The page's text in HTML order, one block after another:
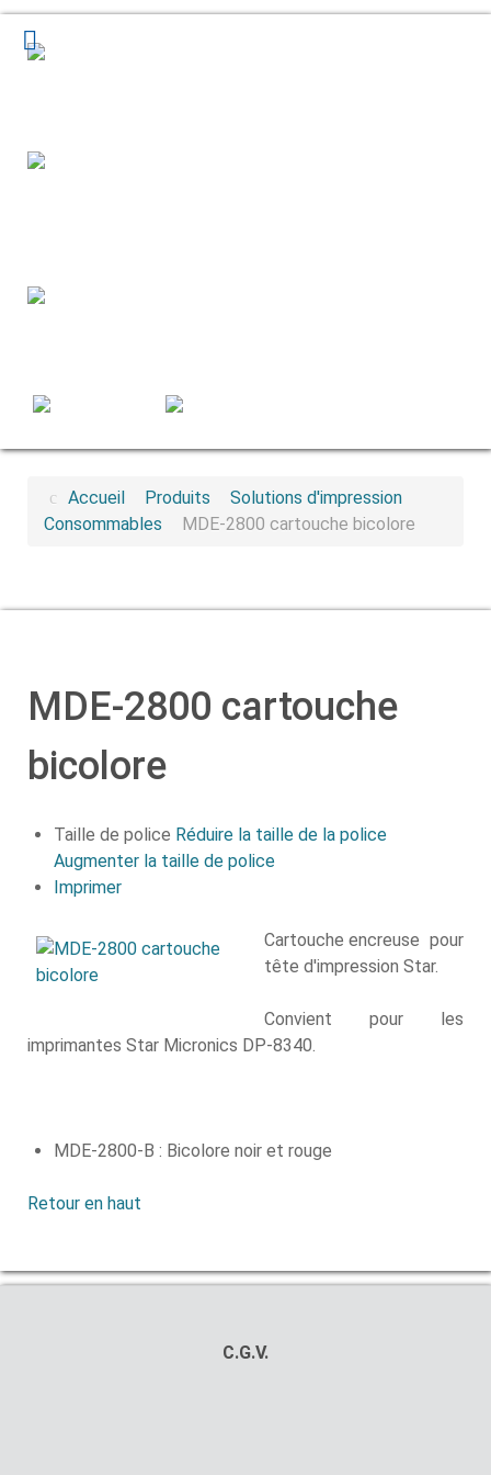
Accueil Produits
Solutions d'impression
Consommables
MDE-2800 cartouche bicolore
MDE-2800 cartouche
bicolore
Taille de police Réduire la taille de la police
Augmenter la taille de police
Imprimer
Cartouche encreuse pour
tête d'impression Star.
Convient pour les
imprimantes Star Micronics DP-8340.
MDE-2800-B : Bicolore noir et rouge
Retour en haut
C.G.V.